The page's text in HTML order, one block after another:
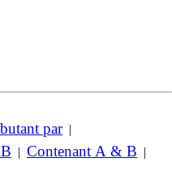
par|
| Contenant A & B |